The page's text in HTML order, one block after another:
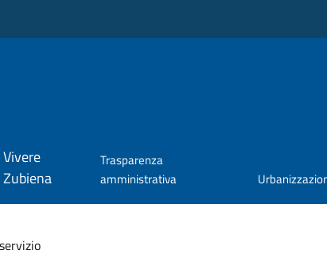
Vivere
Zubiena
Trasparenza
amministrativa